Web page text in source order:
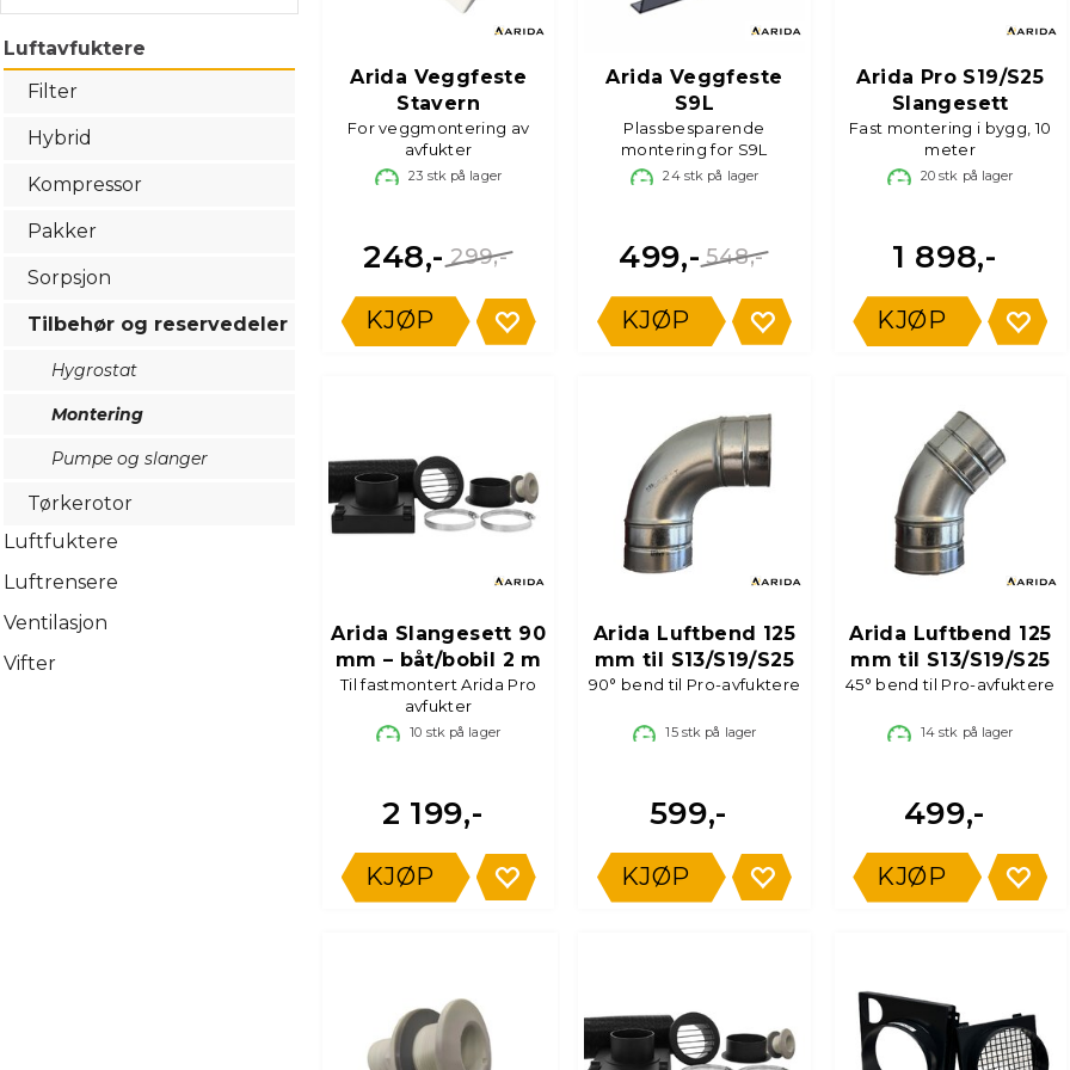
Luftavfuktere
Filter
Hybrid
Kompressor
Pakker
Sorpsjon
Tilbehør og reservedeler
Hygrostat
Montering
Pumpe og slanger
Tørkerotor
Luftfuktere
Luftrensere
Ventilasjon
Vifter
Arida Veggfeste
Stavern
For veggmontering av
avfukter
23 stk på lager
299,-
248,-
KJØP
Arida Veggfeste
S9L
Plassbesparende
montering for S9L
24stk på lager
548,-
499,-
KJØP
Arida Pro S19/S25
Slangesett
Fast montering i bygg, 10
meter
20 stk på lager
1 898,-
KJØP
Arida Slangesett 90
mm – båt/bobil 2 m
Til fastmontert Arida Pro
avfukter
10 stk på lager
2 199,-
KJØP
Arida Luftbend 125
mm til S13/S19/S25
90° bend til Pro-avfuktere
15stk på lager
599,-
KJØP
Arida Luftbend 125
mm til S13/S19/S25
45° bend til Pro-avfuktere
14 stk på lager
499,-
KJØP